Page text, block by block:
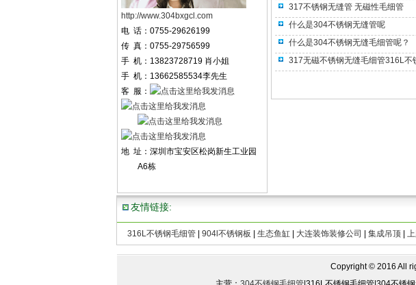
http://www.304bxgcl.com
电 话：0755-29626199
传 真：0755-29756599
手 机：13823728719 肖小姐
手 机：13662585534李先生
客 服：
地 址：深圳市宝安区松岗新生工业园
A6栋
317不锈钢无缝管 无磁性毛细管
什么是304不锈钢无缝管呢
什么是304不锈钢无缝毛细管呢？
317无磁不锈钢无缝毛细管316L不
友情链接:
316L不锈钢毛细管| 904l不锈钢板 生态鱼缸| 大连装饰装修公司 集成吊顶|
Copyright © 2016 All